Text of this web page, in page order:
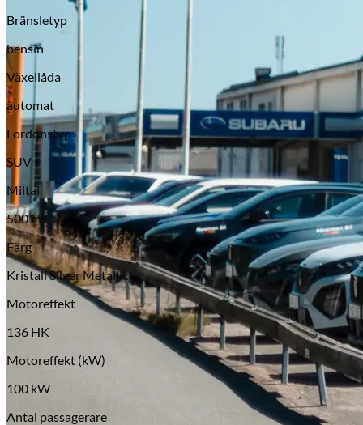
Opel
Serviceverkstad
Bränsletyp
bensin
Växellåda
automat
Fordonstyp
SUV
Miltal
500 mil
Färg
Kristall Silver Metallic
Motoreffekt
136 HK
Motoreffekt (kW)
100 kW
Antal passagerare